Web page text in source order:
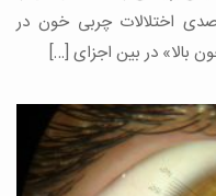
خطر» با اعلام شیوع ۷۳ درصدی اختلالات چربی خون در
بالا» در بین اجزای […]